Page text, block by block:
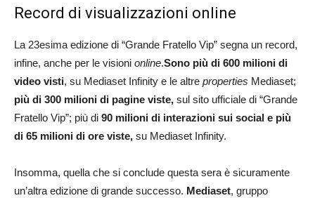
Record di visualizzazioni online
La 23esima edizione di “Grande Fratello Vip” segna un record,
infine, anche per le visioni online.Sono più di 600 milioni di
video visti, su Mediaset Infinity e le altre properties Mediaset;
più di 300 milioni di pagine viste, sul sito ufficiale di “Grande
Fratello Vip”; più di 90 milioni di interazioni sui social e più
di 65 milioni di ore viste, su Mediaset Infinity.
Insomma, quella che si conclude questa sera è sicuramente
un’altra edizione di grande successo. Mediaset, gruppo